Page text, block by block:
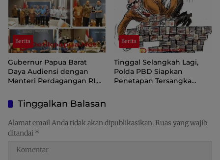
Berita
Gubernur Papua Barat
Daya Audiensi dengan
Menteri Perdagangan RI,
Pusat Perdagangan dan
Ekspor Kawasan Timur
Indonesia
Berita
Tinggal Selangkah Lagi,
Polda PBD Siapkan
Penetapan Tersangka
Tinggalkan Balasan
Alamat email Anda tidak akan dipublikasikan.Ruas yang wajib
ditandai *